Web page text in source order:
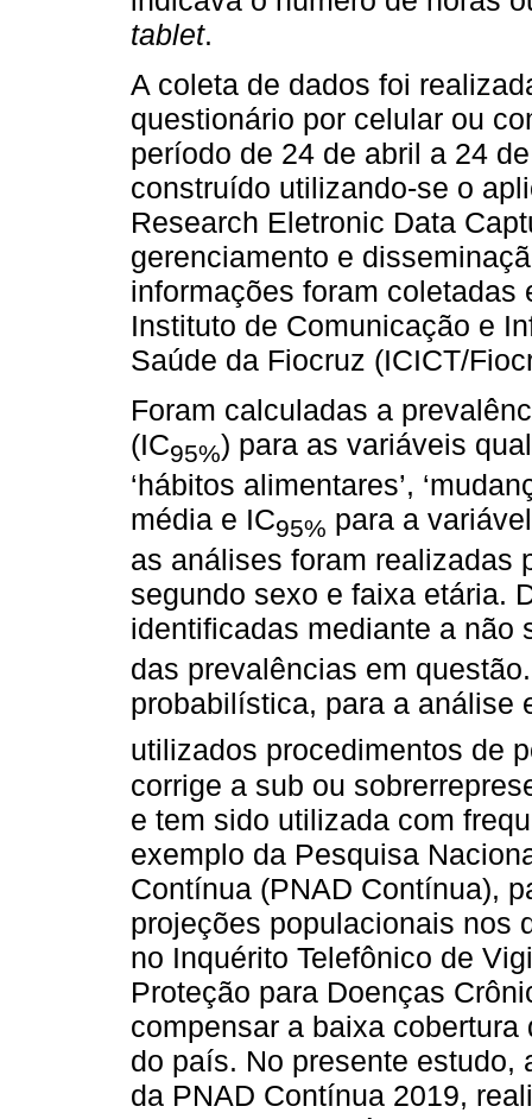
tablet.
A coleta de dados foi
questionário por celular ou
período de 24 de abril a 24
construído utilizando-se o
Research Eletronic Data
gerenciamento e
informações foram coletadas
Instituto de Comunicação e
Saúde da Fiocruz (ICICT/
Foram calculadas a
(IC95%) para as variáveis
‘hábitos alimentares’,
média e IC95% para a
as análises foram realizadas
segundo sexo e faixa etária.
identificadas mediante a não
das prevalências em
probabilística, para a análise
utilizados procedimentos de
corrige a sub ou
e tem sido utilizada com
exemplo da Pesquisa
Contínua (PNAD Contínua),
projeções populacionais nos
no Inquérito Telefônico de
Proteção para Doenças
compensar a baixa
do país. No presente estudo,
da PNAD Contínua 2019,